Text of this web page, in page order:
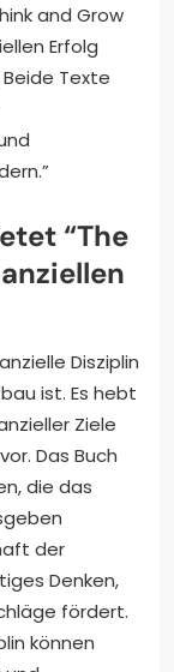
and Grow
Erfolg
Texte
“The
Disziplin
ist. Es hebt
Ziele
Das Buch
die das
der
Denken,
fördert.
können